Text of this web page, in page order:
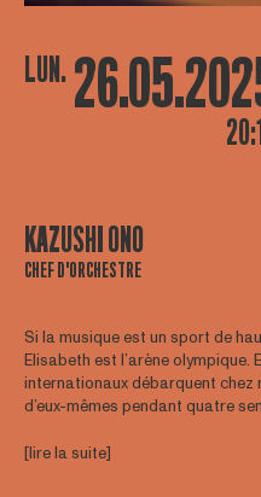
LUN.
KAZUSHI ONO
CHEF D'ORCHESTRE
Si la musique est un sport de
Elisabeth est l’arène olympique.
internationaux débarquent chez
d’eux-mêmes pendant quatre
[lire la suite]